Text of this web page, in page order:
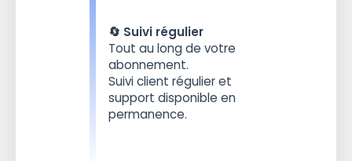
🔄 Suivi régulier
Tout au long de votre
abonnement.
Suivi client régulier et
support disponible en
permanence.